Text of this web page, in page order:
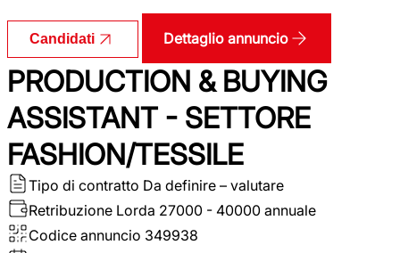
Candidati Dettaglio annuncio
PRODUCTION & BUYING
ASSISTANT - SETTORE
FASHION/TESSILE
Tipo di contratto Da definire – valutare
Retribuzione Lorda 27000 - 40000 annuale
Codice annuncio 349938